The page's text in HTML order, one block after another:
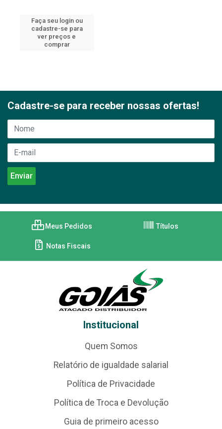
Faça seu login ou
cadastre-se para
ver preços e
comprar
Cadastre-se para receber nossas ofertas!
Meus Pedidos Títulos
Notas Fiscais
Institucional
Quem Somos
Relatório de igualdade salarial
Política de Privacidade
Política de Troca e Devolução
Guia de primeiro acesso